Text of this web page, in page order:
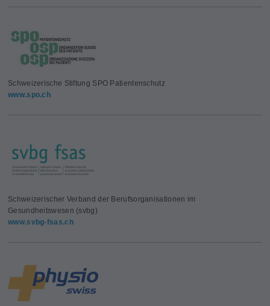
Schweizerische Stiftung SPO Patientenschutz
www.spo.ch
Schweizerischer Verband der Berufsorganisationen im
Gesundheitswesen (svbg)
www.svbg-fsas.ch